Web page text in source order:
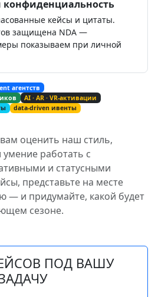
кейсы и цитаты.
защищена NDA —
показываем при личной
агентств
AI · AR · VR‑активации
data‑driven ивенты
оценить наш стиль,
работать с
и статусными
представьте на месте
— и придумайте, какой будет
сезоне.
ПОД ВАШУ